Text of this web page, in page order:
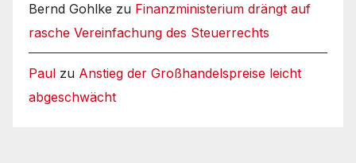
Bernd Gohlke zu Finanzministerium drängt auf
rasche Vereinfachung des Steuerrechts
Paul zu Anstieg der Großhandelspreise leicht
abgeschwächt